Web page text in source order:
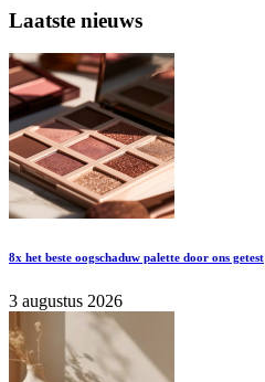
Laatste nieuws
8x het beste oogschaduw palette door ons getest
3 augustus 2026